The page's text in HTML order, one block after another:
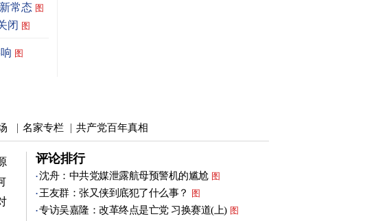
常态 图
闭 图
图
| 名家专栏 | 共产党百年真相
评论排行
沈舟：中共党媒泄露航母预警机的尴尬 图
王友群：张又侠到底犯了什么事？ 图
专访吴嘉隆：改革终点是亡党 习换赛道(上) 图